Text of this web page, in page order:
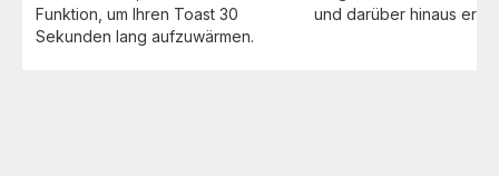
Funktion, um Ihren Toast 30
Sekunden lang aufzuwärmen.
und darüber hinaus